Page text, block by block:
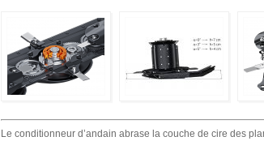
Le conditionneur d’andain abrase la couche de cire des